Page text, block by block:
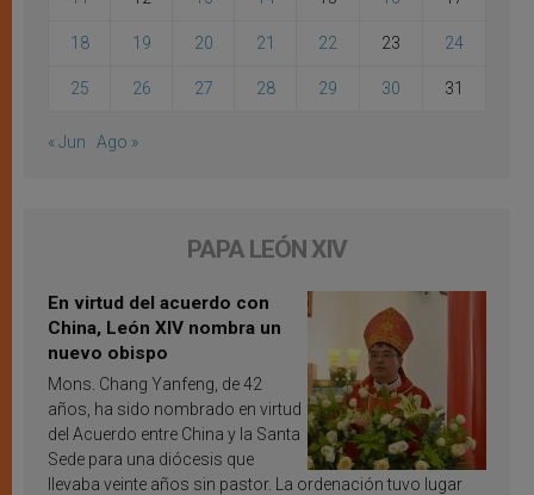
18 19 20 21 22 23 24
25 26 27 28 29 30 31
« Jun Ago »
PAPA LEÓN XIV
En virtud del acuerdo con
China, León XIV nombra un
nuevo obispo
Mons. Chang Yanfeng, de 42
años, ha sido nombrado en virtud
del Acuerdo entre China y la Santa
Sede para una diócesis que
llevaba veinte años sin pastor. La ordenación tuvo lugar